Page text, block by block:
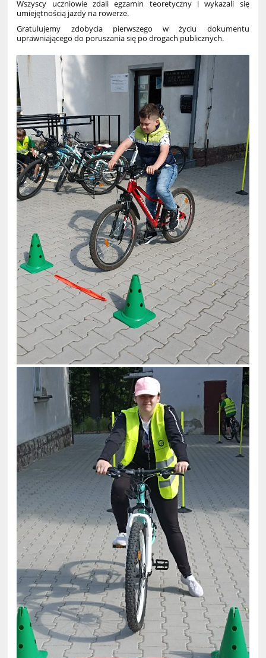
Wszyscy uczniowie zdali egzamin teoretyczny i wykazali się
umiejętnością jazdy na rowerze.
Gratulujemy zdobycia pierwszego w życiu dokumentu
uprawniającego do poruszania się po drogach publicznych.